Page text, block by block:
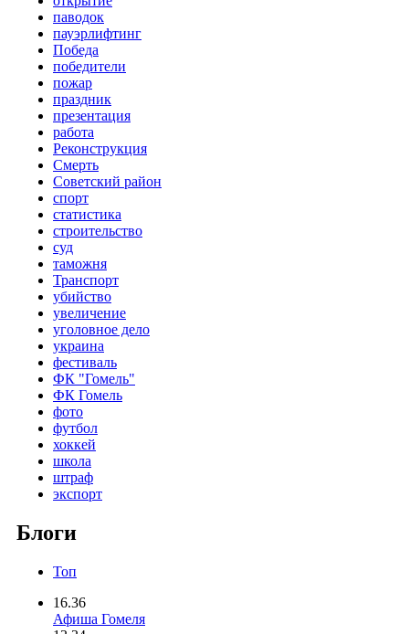
паводок
пауэрлифтинг
Победа
победители
пожар
праздник
презентация
работа
Реконструкция
Смерть
Советский район
спорт
статистика
строительство
суд
таможня
Транспорт
убийство
увеличение
уголовное дело
украина
фестиваль
ФК "Гомель"
ФК Гомель
фото
футбол
хоккей
школа
штраф
экспорт
Блоги
Топ
16.36
Афиша Гомеля